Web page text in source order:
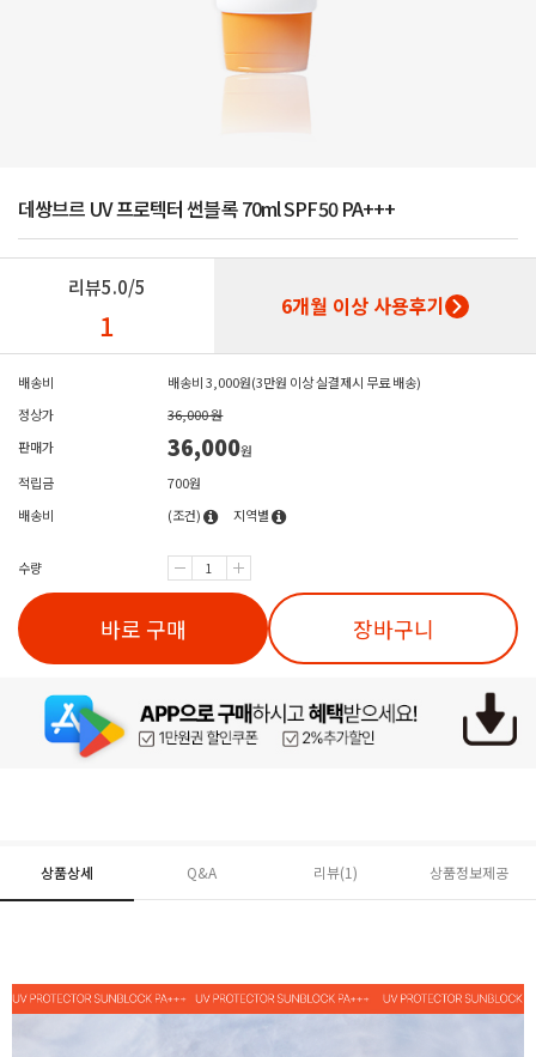
데쌍브르 UV 프로텍터 썬블록 70ml SPF50 PA+++
리뷰5.0/5
1 6개월 이상 사용후기
배송비
배송비 3,000원(3만원 이상 실결제시 무료 배송)
정상가
36,000 원
판매가
36,000원
적립금
700원
배송비
(조건) 지역별
수량
바로 구매 장바구니
상품상세 Q&A 리뷰(1) 상품정보제공